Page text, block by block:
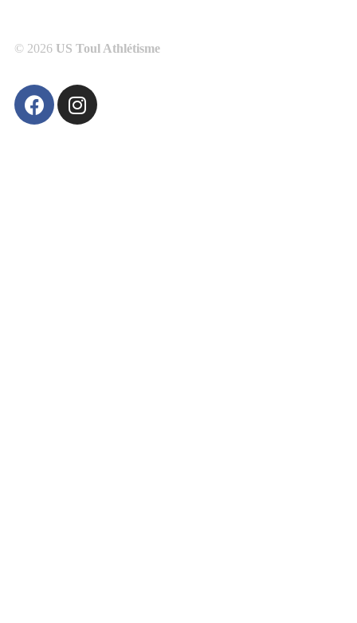
© 2026 US Toul Athlétisme